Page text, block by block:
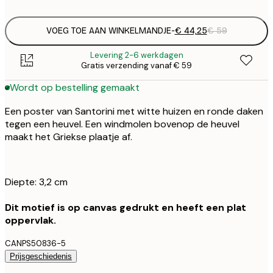
VOEG TOE AAN WINKELMANDJE-€ 44,25€ 59
Levering 2-6 werkdagen
Gratis verzending vanaf € 59
Wordt op bestelling gemaakt
Een poster van Santorini met witte huizen en ronde daken
tegen een heuvel. Een windmolen bovenop de heuvel
maakt het Griekse plaatje af.
Diepte: 3,2 cm
Dit motief is op canvas gedrukt en heeft een plat
oppervlak.
CANPS50836-5
Prijsgeschiedenis